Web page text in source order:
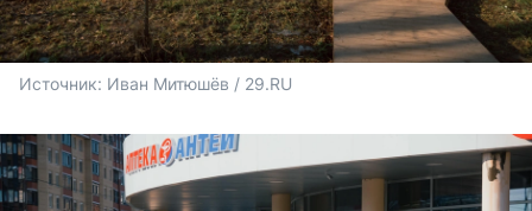
Источник: Иван Митюшёв / 29.RU